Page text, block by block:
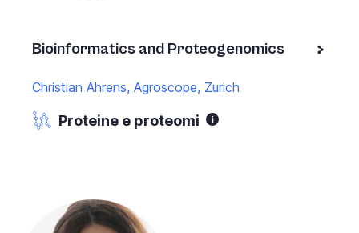
Bioinformatics and Proteogenomics
Christian Ahrens, Agroscope, Zurich
Proteine e proteomi